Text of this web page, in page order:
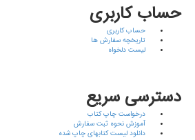
حساب کاربری
حساب کاربری
تاریخچه سفارش ها
لیست دلخواه
دسترسی سریع
درخواست چاپ کتاب
آموزش نحوه ثبت سفارش
دانلود لیست کتابهای چاپ شده